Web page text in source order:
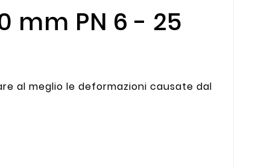
PN 6 - 25
al meglio le deformazioni causate dal